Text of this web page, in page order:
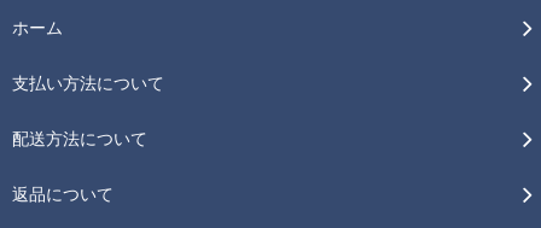
ホーム
支払い方法について
配送方法について
返品について